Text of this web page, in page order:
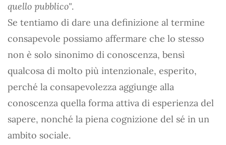
quello pubblico".
Se tentiamo di dare una definizione al termine
consapevole possiamo affermare che lo stesso
non è solo sinonimo di conoscenza, bensì
qualcosa di molto più intenzionale, esperito,
perché la consapevolezza aggiunge alla
conoscenza quella forma attiva di esperienza del
sapere, nonché la piena cognizione del sé in un
ambito sociale.